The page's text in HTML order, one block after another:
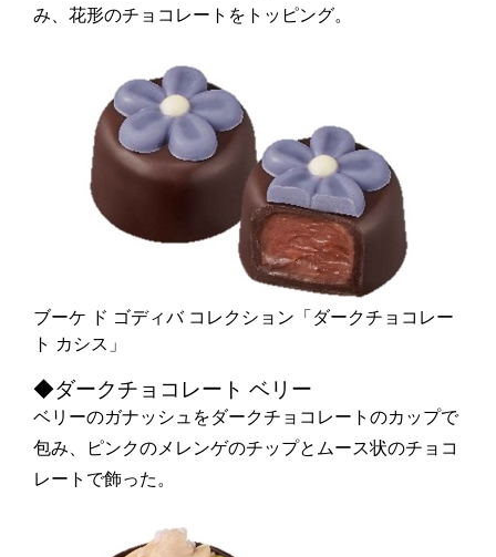
み、花形のチョコレートをトッピング。
ブーケ ド ゴディバ コレクション「ダークチョコレー
ト カシス」
◆ダークチョコレート ベリー
ベリーのガナッシュをダークチョコレートのカップで
包み、ピンクのメレンゲのチップとムース状のチョコ
レートで飾った。